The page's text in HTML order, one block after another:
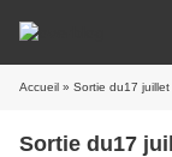
Accueil » Sortie du17
Sortie du17